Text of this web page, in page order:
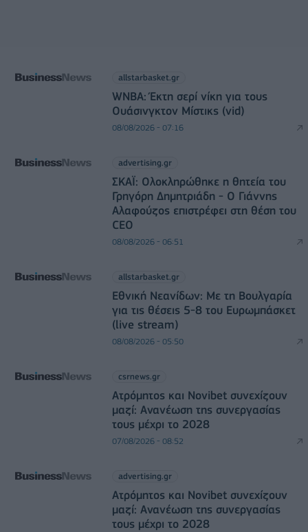
allstarbasket.gr
WNBA: Έκτη σερί νίκη για τους
Ουάσινγκτον Μίστικς (vid)
08/08/2026 - 07:16
advertising.gr
ΣΚΑΪ: Ολοκληρώθηκε η θητεία του
Γρηγόρη Δημητριάδη - Ο Γιάννης
Αλαφούζος επιστρέφει στη θέση του
CEO
08/08/2026 - 06:51
allstarbasket.gr
Εθνική Νεανίδων: Με τη Βουλγαρία
για τις θέσεις 5-8 του Ευρωμπάσκετ
(live stream)
08/08/2026 - 05:50
csrnews.gr
Ατρόμητος και Novibet συνεχίζουν
μαζί: Ανανέωση της συνεργασίας
τους μέχρι το 2028
07/08/2026 - 08:52
advertising.gr
Ατρόμητος και Novibet συνεχίζουν
μαζί: Ανανέωση της συνεργασίας
τους μέχρι το 2028